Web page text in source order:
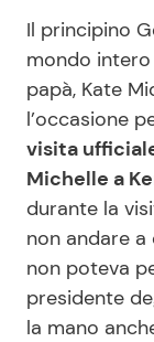
Mondo
News
Salute
Viaggi e
Festività
Il principino
mondo
papà, Kate
l’occasione
visita
Michelle a
durante la
non andare a
non poteva
presidente
la mano